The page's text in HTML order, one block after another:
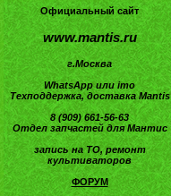
Официальный сайт
www.mantis.ru
г.Москва
WhatsApp или imo
Техподдержка, доставка Mantis
8 (909) 661-56-63
Отдел запчастей для Мантис
запись на ТО, ремонт
культиваторов
ФОРУМ